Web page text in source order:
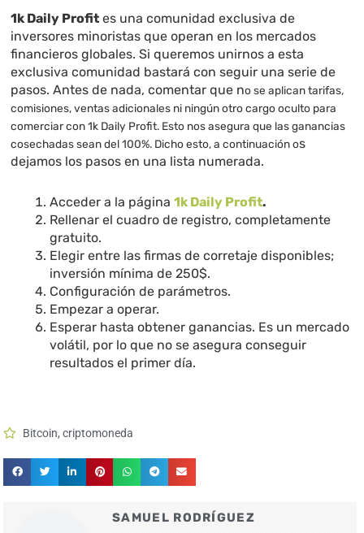
1k Daily Profit es una comunidad exclusiva de
inversores minoristas que operan en los mercados
financieros globales. Si queremos unirnos a esta
exclusiva comunidad bastará con seguir una serie de
pasos. Antes de nada, comentar que no se aplican tarifas,
comisiones, ventas adicionales ni ningún otro cargo oculto para
comerciar con 1k Daily Profit. Esto nos asegura que las ganancias
cosechadas sean del 100%. Dicho esto, a continuación os
dejamos los pasos en una lista numerada.
Acceder a la página1k Daily Profit.
Rellenar el cuadro de registro, completamente
gratuito.
Elegir entre las firmas de corretaje disponibles;
inversión mínima de 250$.
Configuración de parámetros.
Empezar a operar.
Esperar hasta obtener ganancias. Es un mercado
volátil, por lo que no se asegura conseguir
resultados el primer día.
Bitcoin,criptomoneda
SAMUEL RODRÍGUEZ